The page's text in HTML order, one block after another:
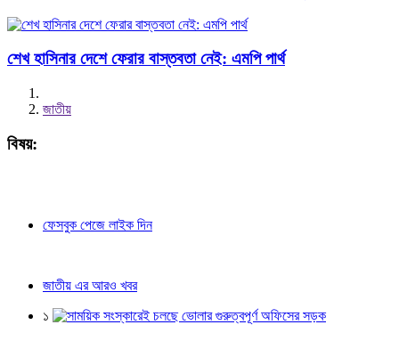
শেখ হাসিনার দেশে ফেরার বাস্তবতা নেই: এমপি পার্থ
জাতীয়
বিষয়:
ফেসবুক পেজে লাইক দিন
জাতীয় এর আরও খবর
১